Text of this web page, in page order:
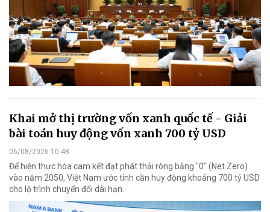
Khai mở thị trường vốn xanh quốc tế - Giải
bài toán huy động vốn xanh 700 tỷ USD
06/08/2026 10:48
Để hiện thực hóa cam kết đạt phát thải ròng bằng "0" (Net Zero)
vào năm 2050, Việt Nam ước tính cần huy động khoảng 700 tỷ USD
cho lộ trình chuyển đổi dài hạn.